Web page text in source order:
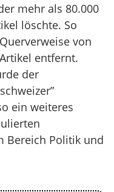
mehr als 80.000
löschte. So
von
entfernt.
der
ein weiteres
Bereich Politik und